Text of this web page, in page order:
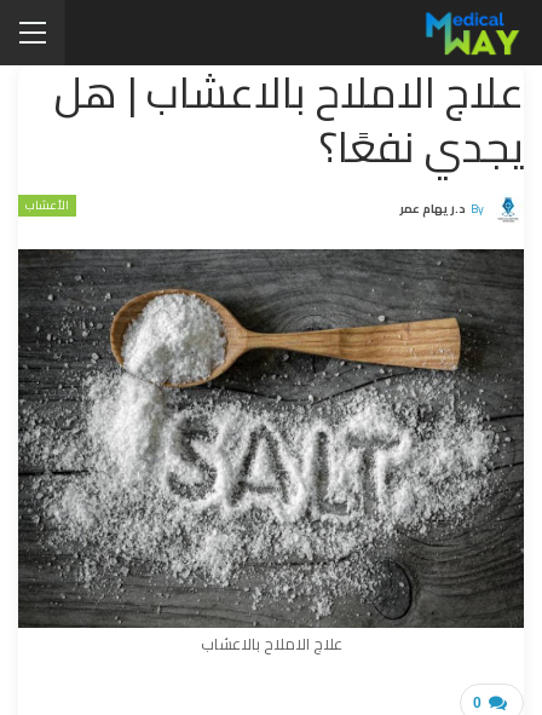
علاج الاملاح بالاعشاب | هل
يجدي نفعًا؟
الأعشاب By د.ريهام عمر
علاج الاملاح بالاعشاب
0